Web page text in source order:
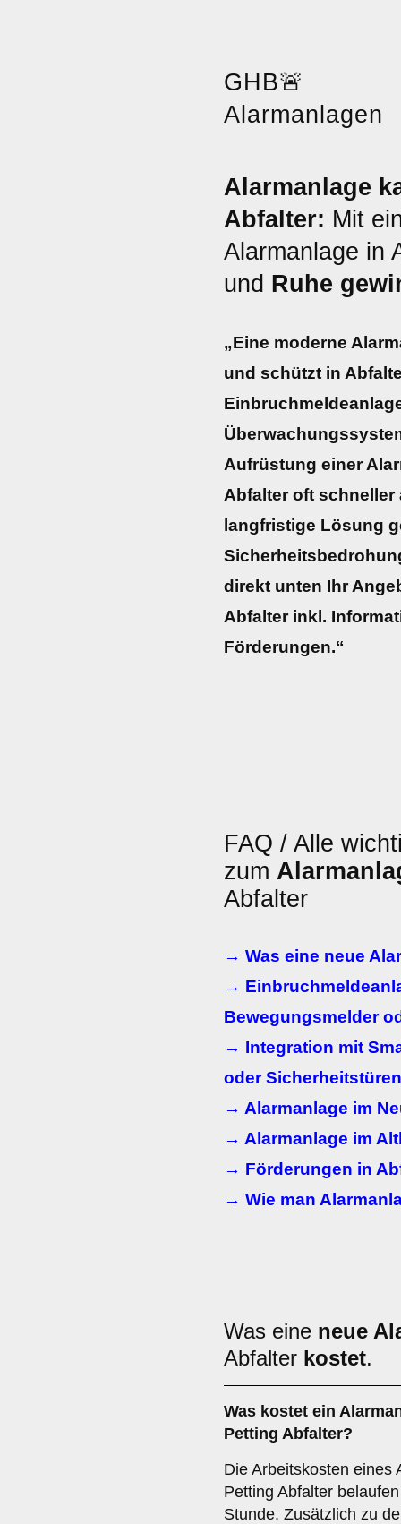
GHB🚨
Alarmanlagen
Alarmanlage
Abfalter: Mit
Alarmanlage in
und Ruhe
„Eine moderne
und schützt in
Aufrüstung einer
Abfalter oft
langfristige Lösung
direkt unten Ihr
Abfalter inkl.
Förderungen.“
FAQ / Alle
zum
Abfalter
→ Was eine neue
→
Bewegungsmelder
→ Integration mit
oder Sicherheitstüren
→ Alarmanlage im
→ Alarmanlage im
→ Förderungen in
→ Wie man
Was eine neue
Abfalter kostet.
Was kostet ein
Petting Abfalter?
Die Arbeitskosten eines
Petting Abfalter
Stunde. Zusätzlich zu